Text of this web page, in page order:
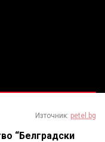
Източник: petel.bg
“Белградски